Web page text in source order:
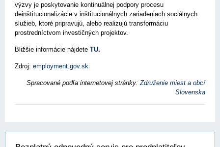
výzvy je poskytovanie kontinuálnej podpory procesu
deinštitucionalizácie v inštitucionálnych zariadeniach sociálnych
služieb, ktoré pripravujú, alebo realizujú transformáciu
prostredníctvom investičných projektov.
Bližšie informácie nájdete TU.
Zdroj: employment.gov.sk
Spracované podľa internetovej stránky: Združenie miest a obcí
Slovenska